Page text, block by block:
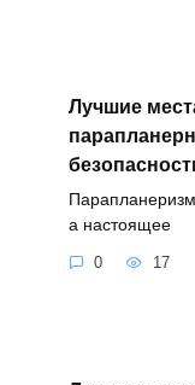
Лучшие
а настоящее
0 17